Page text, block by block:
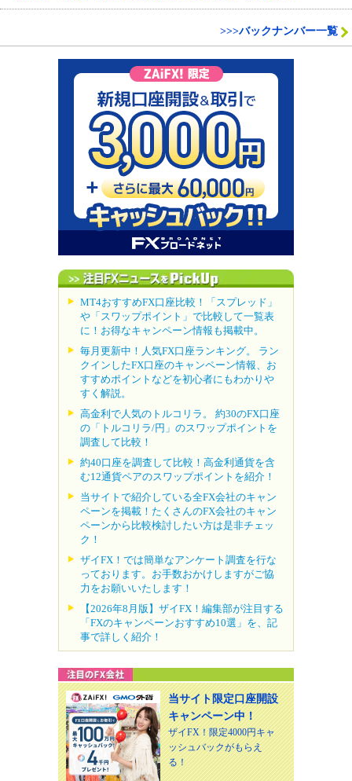
>>>バックナンバー一覧
MT4おすすめFX口座比較！「スプレッド」
や「スワップポイント」で比較して一覧表
に！お得なキャンペーン情報も掲載中。
毎月更新中！人気FX口座ランキング。 ラン
クインしたFX口座のキャンペーン情報、お
すすめポイントなどを初心者にもわかりや
すく解説。
高金利で人気のトルコリラ。 約30のFX口座
の「トルコリラ/円」のスワップポイントを
調査して比較！
約40口座を調査して比較！高金利通貨を含
む12通貨ペアのスワップポイントを紹介！
当サイトで紹介している全FX会社のキャン
ペーンを掲載！たくさんのFX会社のキャン
ペーンから比較検討したい方は是非チェッ
ク！
ザイFX！では簡単なアンケート調査を行な
っております。お手数おかけしますがご協
力をお願いいたします！
【2026年8月版】ザイFX！編集部が注目する
「FXのキャンペーンおすすめ10選」を、記
事で詳しく紹介！
当サイト限定口座開設
キャンペーン中！
ザイFX！限定4000円キャ
ッシュバックがもらえ
る！